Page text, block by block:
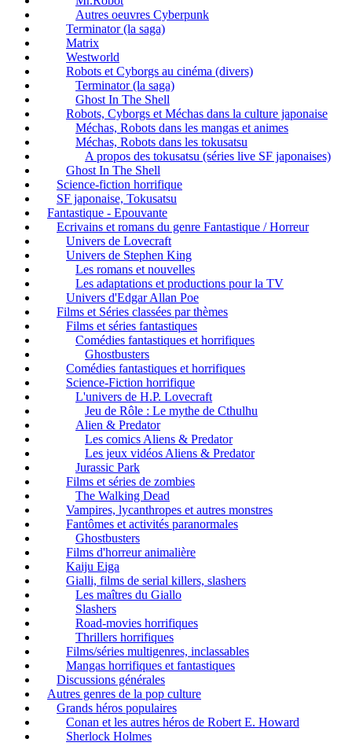
Autres oeuvres Cyberpunk
Terminator (la saga)
Matrix
Westworld
Robots et Cyborgs au cinéma (divers)
Terminator (la saga)
Ghost In The Shell
Robots, Cyborgs et Méchas dans la culture japonaise
Méchas, Robots dans les mangas et animes
Méchas, Robots dans les tokusatsu
A propos des tokusatsu (séries live SF japonaises)
Ghost In The Shell
Science-fiction horrifique
SF japonaise, Tokusatsu
Fantastique - Epouvante
Ecrivains et romans du genre Fantastique / Horreur
Univers de Lovecraft
Univers de Stephen King
Les romans et nouvelles
Les adaptations et productions pour la TV
Univers d'Edgar Allan Poe
Films et Séries classées par thèmes
Films et séries fantastiques
Comédies fantastiques et horrifiques
Ghostbusters
Comédies fantastiques et horrifiques
Science-Fiction horrifique
L'univers de H.P. Lovecraft
Jeu de Rôle : Le mythe de Cthulhu
Alien & Predator
Les comics Aliens & Predator
Les jeux vidéos Aliens & Predator
Jurassic Park
Films et séries de zombies
The Walking Dead
Vampires, lycanthropes et autres monstres
Fantômes et activités paranormales
Ghostbusters
Films d'horreur animalière
Kaiju Eiga
Gialli, films de serial killers, slashers
Les maîtres du Giallo
Slashers
Road-movies horrifiques
Thrillers horrifiques
Films/séries multigenres, inclassables
Mangas horrifiques et fantastiques
Discussions générales
Autres genres de la pop culture
Grands héros populaires
Conan et les autres héros de Robert E. Howard
Sherlock Holmes